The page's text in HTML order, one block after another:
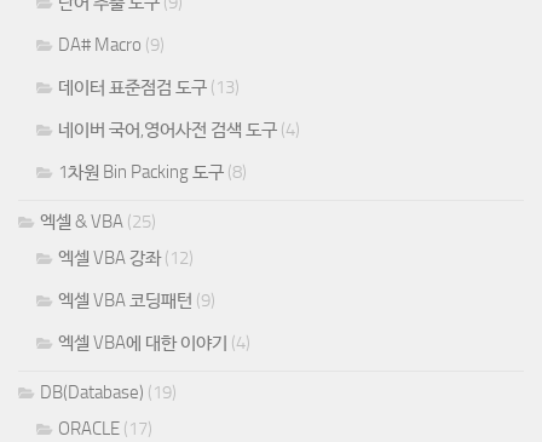
DA# Macro (9)
데이터 표준점검 도구 (13)
네이버 국어,영어사전 검색 도구 (4)
1차원 Bin Packing 도구 (8)
엑셀 & VBA (25)
엑셀 VBA 강좌(12)
엑셀 VBA 코딩패턴 (9)
엑셀 VBA에 대한 이야기 (4)
DB(Database) (19)
ORACLE (17)